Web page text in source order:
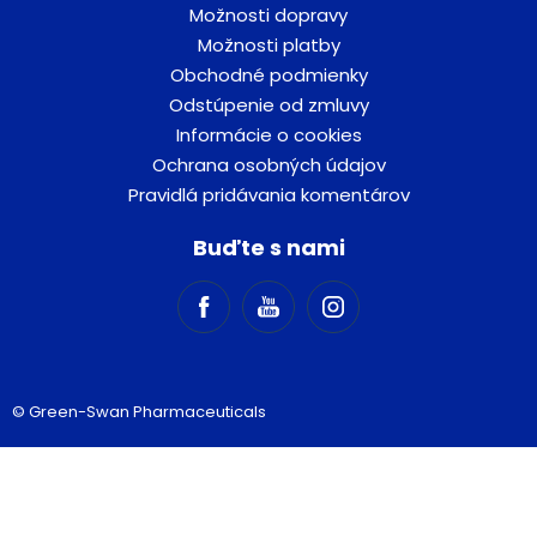
Možnosti dopravy
Možnosti platby
Obchodné podmienky
Odstúpenie od zmluvy
Informácie o cookies
Ochrana osobných údajov
Pravidlá pridávania komentárov
Buďte s nami
© Green-Swan Pharmaceuticals